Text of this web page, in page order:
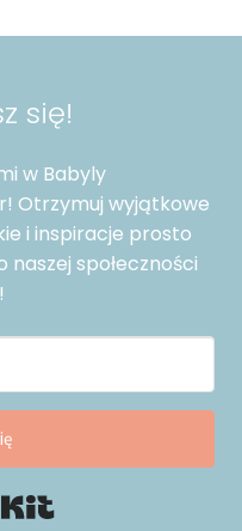
można
produktu
się!
w Babyly
Otrzymuj wyjątkowe
i inspiracje prosto
naszej społeczności